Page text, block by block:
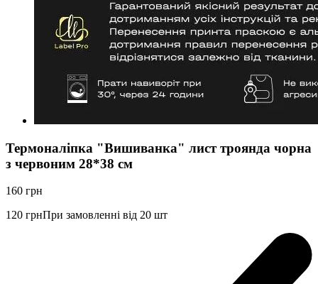
Термоналіпка "Вишиванка" лист троянда чорна
з червоним 28*38 см
160 грн
120 грнПри замовленні від 20 шт